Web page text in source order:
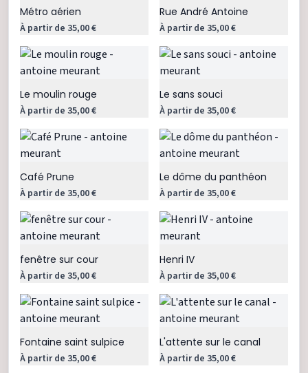
Métro aérien
À partir de 35,00 €
Rue André Antoine
À partir de 35,00 €
Le moulin rouge
À partir de 35,00 €
Le sans souci
À partir de 35,00 €
Café Prune
À partir de 35,00 €
Le dôme du panthéon
À partir de 35,00 €
fenêtre sur cour
À partir de 35,00 €
Henri IV
À partir de 35,00 €
Fontaine saint sulpice
À partir de 35,00 €
L'attente sur le canal
À partir de 35,00 €